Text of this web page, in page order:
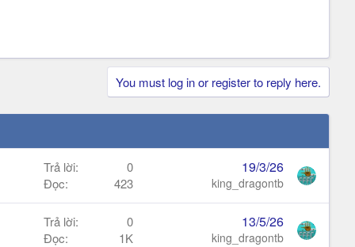
You must log in or register to reply here.
Trả lời
0
Đọc
423
19/3/26
king_dragontb
Trả lời
0
Đọc
1K
13/5/26
king_dragontb